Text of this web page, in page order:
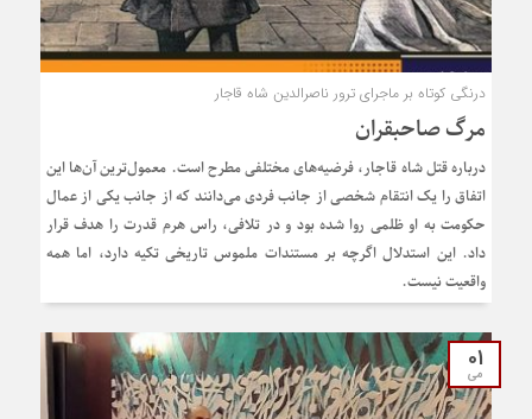
درنگی کوتاه بر ماجرای ترور ناصرالدین شاه قاجار
مرگ صاحبقران
درباره قتل شاه قاجار، فرضیه‌های مختلفی مطرح است. معمول‌ترین آن‌ها این
اتفاق را یک انتقام شخصی از جانب فردی می‌دانند که از جانب یکی از عمال
حکومت به او ظلمی روا شده بود و در تلافی، راس هرم قدرت را هدف قرار
داد. این استدلال اگرچه بر مستندات ملموس تاریخی تکیه دارد، اما همه
واقعیت نیست.
01
می